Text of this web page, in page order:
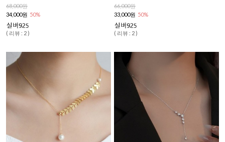
68,000원
34,000원 50%
( 리뷰 : 2 )
66,000원
33,000원 50%
( 리뷰 : 2 )